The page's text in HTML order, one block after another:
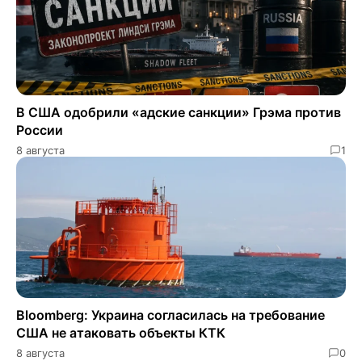
В США одобрили «адские санкции» Грэма против
России
8 августа 1
Bloomberg: Украина согласилась на требование
США не атаковать объекты КТК
8 августа 0